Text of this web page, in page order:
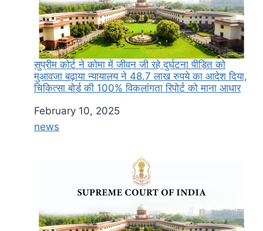
सुप्रीम कोर्ट ने कोमा में जीवन जी रहे दुर्घटना पीड़ित को
मुआवजा बढ़ाया न्यायालय ने 48.7 लाख रुपये का आदेश दिया,
चिकित्सा बोर्ड की 100% विकलांगता रिपोर्ट को माना आधार
Date
February 10, 2025
In relation to
news